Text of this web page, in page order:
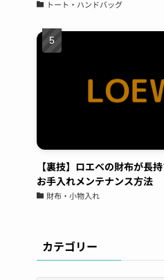
います。
See
トート・ハンドバッグ
【裏技】ロエベの財布が長
お手入れメンテナンス方法
財布・小物入れ
カテゴリー